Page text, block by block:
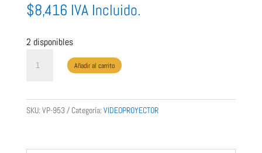
$8,416 IVA Incluido.
2 disponibles
VIDEOPROYECTOR
ACER
/4000
ANSI
Añadir al carrito
SKU: VP-953 Categoría: VIDEOPROYECTOR